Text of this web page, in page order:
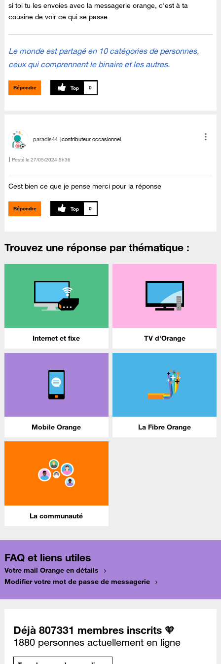
si toi tu les envoies avec la messagerie orange, c'est à ta
cousine de voir ce qui se passe
Le monde est partagé en 10 catégories de personnes,
ceux qui comprennent le binaire et les autres.
Répondre 0
paradis44 contributeur occasionnel
Posté le ‎27/05/2024 5h36
Cest bien ce que je pense merci pour la réponse
Répondre 0
Trouvez une réponse par thématique :
Internet et fixe TV d'Orange
Mobile Orange La Fibre Orange
La communauté
FAQ et liens utiles
Votre mail Orange en détails
Modifier votre mot de passe de messagerie
Déjà 807331 membres inscrits 🧡
1880 personnes actuellement en ligne